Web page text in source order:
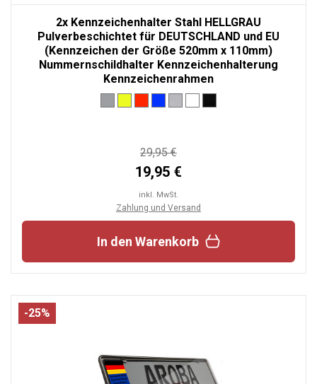
2x Kennzeichenhalter Stahl HELLGRAU
Pulverbeschichtet für DEUTSCHLAND und EU
(Kennzeichen der Größe 520mm x 110mm)
Nummernschildhalter Kennzeichenhalterung
Kennzeichenrahmen
29,95 €
19,95 €
inkl. MwSt.
Zahlung und Versand
In den Warenkorb
-25%